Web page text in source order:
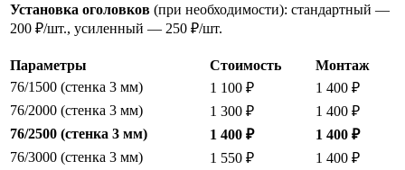
Установка оголовков (при необходимости): стандартный —
200 ₽/шт., усиленный — 250 ₽/шт.
Параметры Стоимость
Монтаж
76/1500 (стенка 3 мм)
1 100 ₽
1 400 ₽
76/2000 (стенка 3 мм)
1 300 ₽
1 400 ₽
76/2500 (стенка 3 мм)
1 400 ₽
1 400 ₽
76/3000 (стенка 3 мм)
1 550 ₽
1 400 ₽